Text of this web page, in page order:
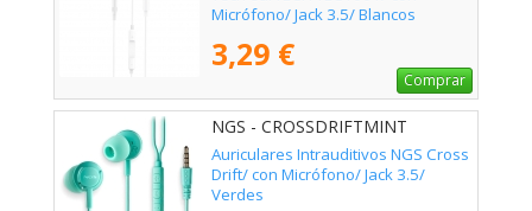
Micrófono/ Jack 3.5/ Blancos
3,29 €
Comprar
NGS - CROSSDRIFTMINT
Auriculares Intrauditivos NGS Cross
Drift/ con Micrófono/ Jack 3.5/
Verdes